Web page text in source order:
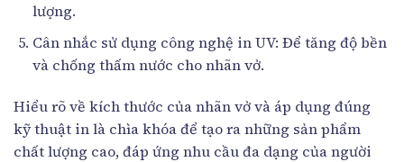
lượng.
Cân nhắc sử dụng công nghệ in UV: Để tăng độ bền
và chống thấm nước cho nhãn vở.
Hiểu rõ về kích thước của nhãn vở và áp dụng đúng
kỹ thuật in là chìa khóa để tạo ra những sản phẩm
chất lượng cao, đáp ứng nhu cầu đa dạng của người